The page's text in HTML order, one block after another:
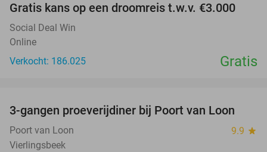
Gratis kans op een droomreis t.w.v. €3.000
Social Deal Win
Online
Verkocht: 186.025
Gratis
31%
3-gangen proeverijdiner bij Poort van Loon
Poort van Loon 9.9 star
Vierlingsbeek